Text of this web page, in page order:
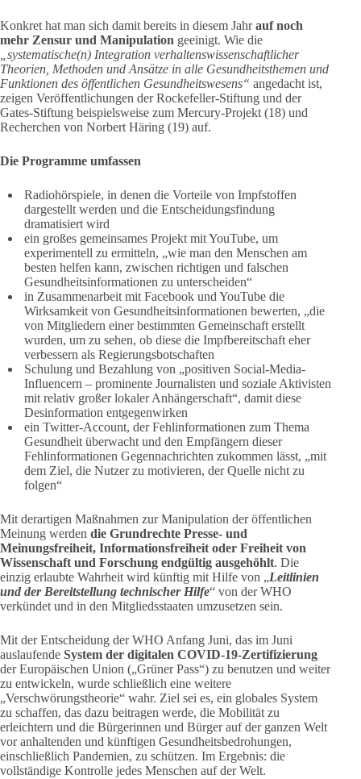
Konkret hat man sich damit bereits in diesem Jahrauf noch
mehr Zensur und Manipulation geeinigt. Wie die
„systematische(n) Integration verhaltenswissenschaftlicher
Theorien, Methoden und Ansätze in alle Gesundheitsthemen und
Funktionen des öffentlichen Gesundheitswesens“ angedacht ist,
zeigen Veröffentlichungen der Rockefeller-Stiftung und der
Gates-Stiftung beispielsweise zum Mercury-Projekt (18) und
Recherchen von Norbert Häring (19) auf.
Die Programme umfassen
Radiohörspiele, in denen die Vorteile von Impfstoffen
dargestellt werden und die Entscheidungsfindung
dramatisiert wird
ein großes gemeinsames Projekt mit YouTube, um
experimentell zu ermitteln, „wie man den Menschen am
besten helfen kann, zwischen richtigen und falschen
Gesundheitsinformationen zu unterscheiden“
in Zusammenarbeit mit Facebook und YouTube die
Wirksamkeit von Gesundheitsinformationen bewerten, „die
von Mitgliedern einer bestimmten Gemeinschaft erstellt
wurden, um zu sehen, ob diese die Impfbereitschaft eher
verbessern als Regierungsbotschaften
Schulung und Bezahlung von „positiven Social-Media-
Influencern – prominente Journalisten und soziale Aktivisten
mit relativ großer lokaler Anhängerschaft“, damit diese
Desinformation entgegenwirken
ein Twitter-Account, der Fehlinformationen zum Thema
Gesundheit überwacht und den Empfängern dieser
Fehlinformationen Gegennachrichten zukommen lässt, „mit
dem Ziel, die Nutzer zu motivieren, der Quelle nicht zu
folgen“
Mit derartigen Maßnahmen zur Manipulation der öffentlichen
Meinung werden die Grundrechte Presse- und
Meinungsfreiheit, Informationsfreiheit oder Freiheit von
Wissenschaft und Forschung endgültig ausgehöhlt. Die
einzig erlaubte Wahrheit wird künftig mit Hilfe von „Leitlinien
und der Bereitstellung technischer Hilfe“ von der WHO
verkündet und in den Mitgliedsstaaten umzusetzen sein.
Mit der Entscheidung der WHO Anfang Juni, das im Juni
auslaufende System der digitalen COVID-19-Zertifizierung
der Europäischen Union („Grüner Pass“) zu benutzen und weiter
zu entwickeln, wurde schließlich eine weitere
„Verschwörungstheorie“ wahr. Ziel sei es, ein globales System
zu schaffen, das dazu beitragen werde, die Mobilität zu
erleichtern und die Bürgerinnen und Bürger auf der ganzen Welt
vor anhaltenden und künftigen Gesundheitsbedrohungen,
einschließlich Pandemien, zu schützen. Im Ergebnis: die
vollständige Kontrolle jedes Menschen auf der Welt.